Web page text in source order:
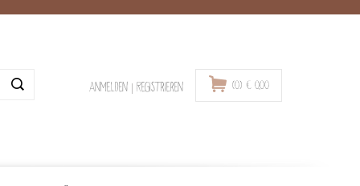
Anmelden | Registrieren (0) € 0,00